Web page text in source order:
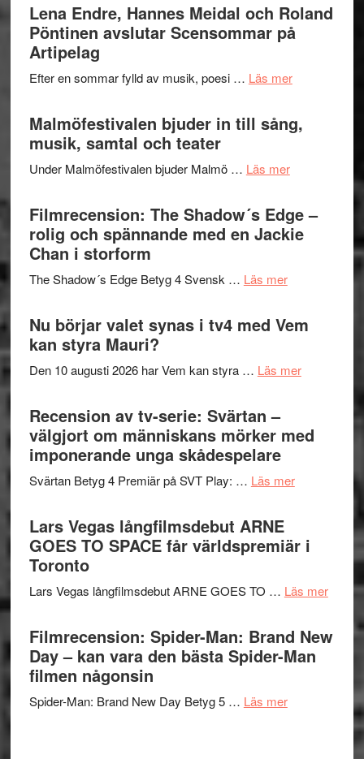
Delvis
bortom
terräng
–
Lena Endre, Hannes Meidal och Roland
Pöntinen avslutar Scensommar på
Artipelag
Efter en sommar fylld av musik, poesi … Läs merom
Hannes
Pöntinen
avslutar
Scensommar
Malmöfestivalen bjuder in till sång,
musik, samtal och teater
Under Malmöfestivalen bjuder Malmö … Läs merom
in
till
och
Filmrecension: The Shadow´s Edge –
rolig och spännande med en Jackie
Chan i storform
The Shadow´s Edge Betyg 4 Svensk … Läs merom
Shadow
Edge
och
en
i
Nu börjar valet synas i tv4 med Vem
kan styra Mauri?
Den 10 augusti 2026 har Vem kan styra … Läs merom
valet
synas
kan
Recension av tv-serie: Svärtan –
välgjort om människans mörker med
imponerande unga skådespelare
Svärtan Betyg 4 Premiär på SVT Play: … Läs merom
tv-
serie:
–
om
människans
imponerande
Lars Vegas långfilmsdebut ARNE
GOES TO SPACE får världspremiär i
Toronto
Lars Vegas långfilmsdebut ARNE GOES TO … Läs merom
Vegas
Filmrecension: Spider-Man: Brand New
Day – kan vara den bästa Spider-Man
filmen någonsin
Spider-Man: Brand New Day Betyg 5 … Läs merom
Filmrecension: